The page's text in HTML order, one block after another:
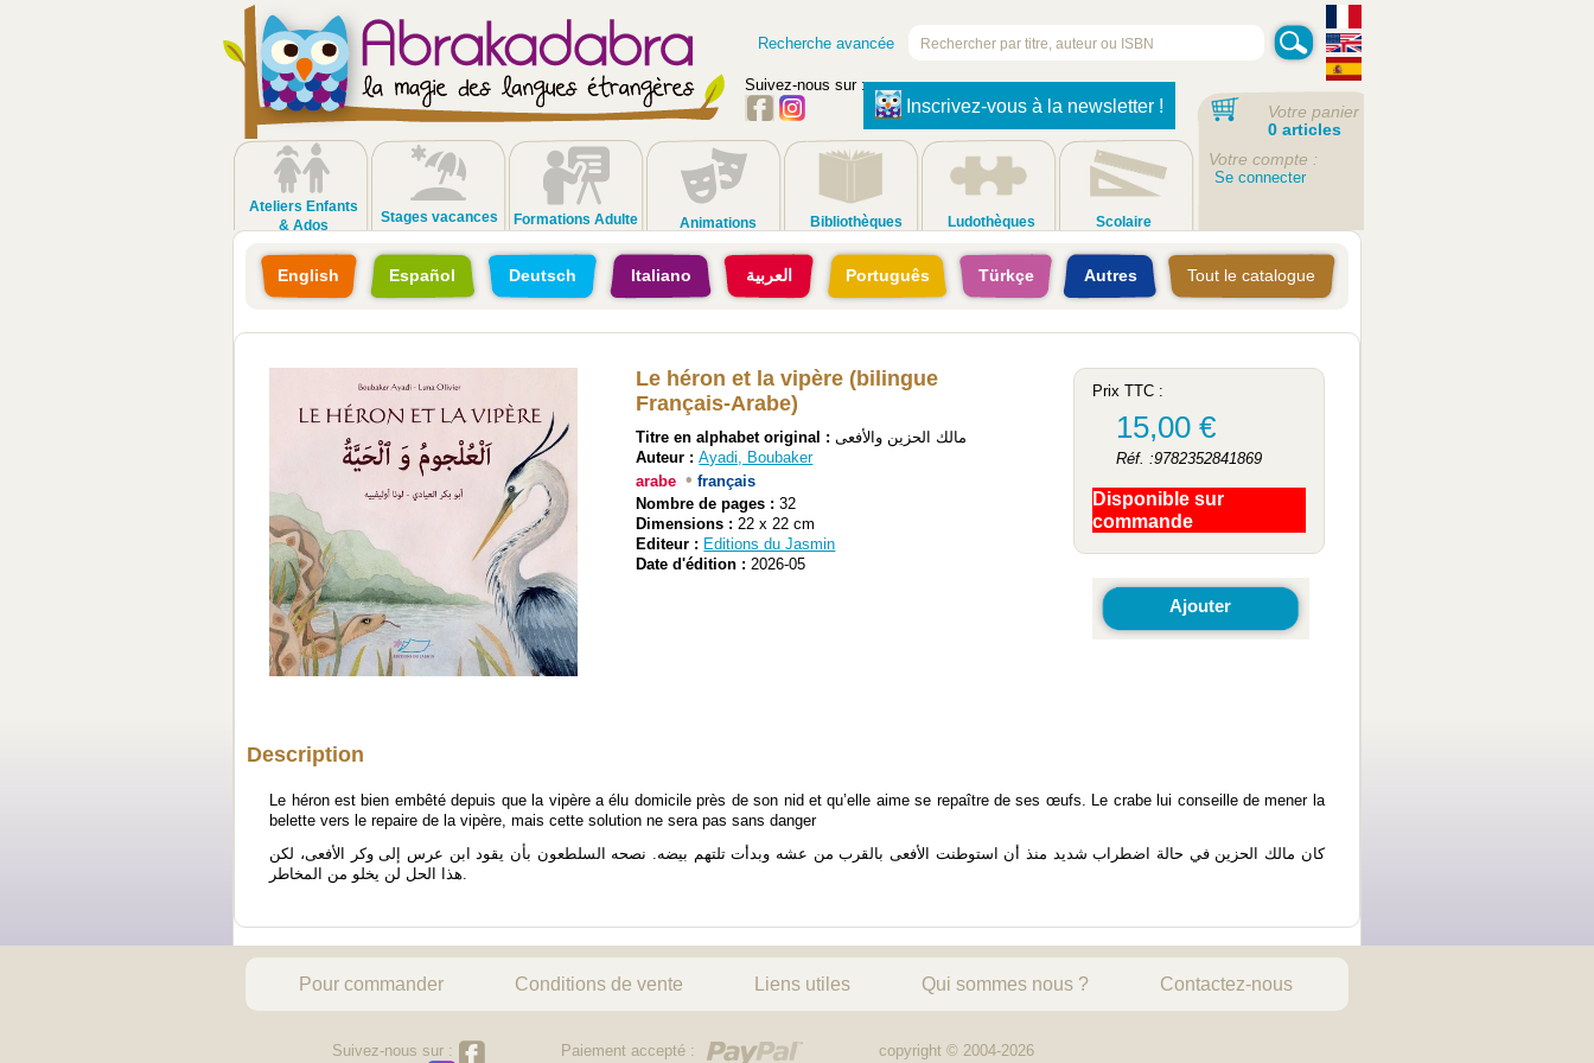
Recherche avancée
Suivez-nous sur :
Inscrivez-vous à la newsletter !
Ateliers Enfants
& Ados
Stages vacances Formations Adulte Animations Bibliothèques Ludothèques Scolaire
Votre panier
0 articles
Votre compte :
Se connecter
English Español Deutsch Italiano العربية Português Türkçe Autres Tout le catalogue
Le héron et la vipère (bilingue
Français-Arabe)
Titre en alphabet original : مالك الحزين والأفعى
Auteur :Ayadi, Boubaker
arabe • français
Nombre de pages : 32
Dimensions : 22 x 22 cm
Editeur : Editions du Jasmin
Date d'édition : 2026-05
Prix TTC :
15,00 €
Réf. :9782352841869
Disponible sur
commande
Ajouter
Description
Le héron est bien embêté depuis que la vipère a élu domicile près de son nid et qu’elle aime se repaître de ses œufs. Le crabe lui conseille de mener la
belette vers le repaire de la vipère, mais cette solution ne sera pas sans danger
كان مالك الحزين في حالة اضطراب شديد منذ أن استوطنت الأفعى بالقرب من عشه وبدأت تلتهم بيضه. نصحه السلطعون بأن يقود ابن عرس إلى وكر الأفعى، لكن
Pour commander Conditions de vente Liens utiles Qui sommes nous ? Contactez-nous
Suivez-nous sur : Paiement accepté : copyright © 2004-2026